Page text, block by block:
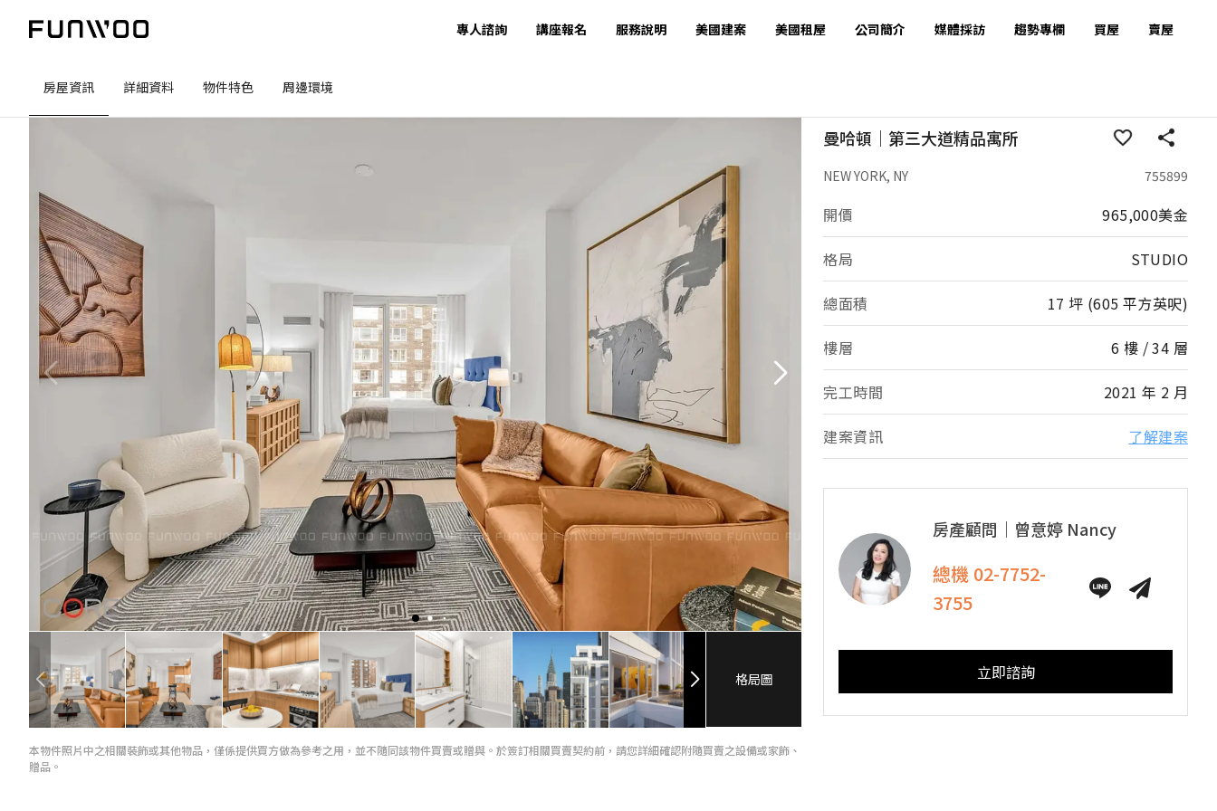
房屋資訊 詳細資料 物件特色 周邊環境
格局圖
本物件照片中之相關裝飾或其他物品，僅係提供買方做為參考之用，並不隨同該物件買賣或贈與。於簽訂相關買賣契約前，請您詳細確認附隨買賣之設備或家飾、
贈品。
曼哈頓｜第三大道精品寓所
NEW YORK, NY 755899
開價 965,000美金
格局 STUDIO
總面積 17 坪 (605 平方英呎)
樓層 6 樓 / 34 層
完工時間 2021 年 2 月
建案資訊 了解建案
房產顧問｜ 曾意婷 Nancy
總機 02-7752-
3755
立即諮詢
專人諮詢 講座報名 服務說明 美國建案 美國租屋 公司簡介 媒體採訪 趨勢專欄 買屋 賣屋